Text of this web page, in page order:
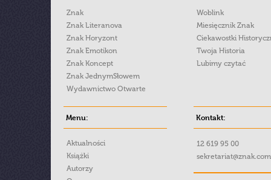
Znak
Znak Literanova
Znak Horyzont
Znak Emotikon
Znak Koncept
Znak JednymSłowem
Wydawnictwo Otwarte
Woblink
Miesięcznik Znak
Ciekawostki
Twoja Historia
Lubimy czytać
Menu:
Aktualności
Książki
Autorzy
Kontakt:
12 619 95 00